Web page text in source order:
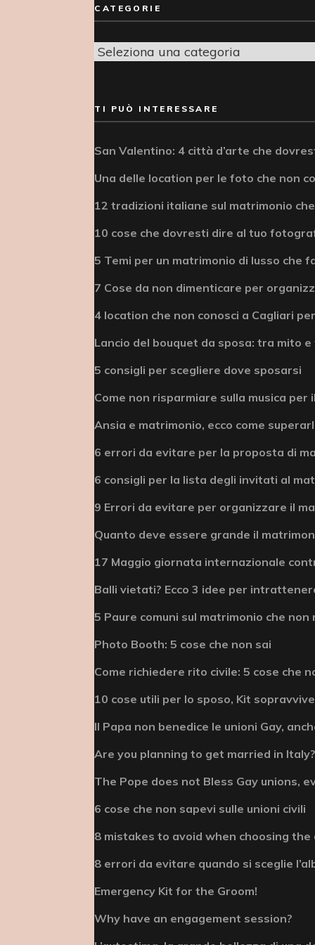
CATEGORIE
Categorie
TI PUÒ INTERESSARE
San Valentino: 4 città d’arte che
Una delle location per le foto che non
12 tradizioni italiane sul matrimonio
10 cose che dovresti dire al tuo
5 Temi per un matrimonio di lusso che
7 Cose da non dimenticare per
4 location che non conosci a Cagliari
Lancio del bouquet da sposa: tra mito e
5 consigli per scegliere dove sposarsi
Come non risparmiare sulla musica per
Ansia e matrimonio, ecco come
6 errori da evitare per la proposta di
6 consigli per la lista degli invitati al
9 Errori da evitare per organizzare il
Quanto deve essere grande il
17 Maggio giornata internazionale
Balli vietati? Ecco 3 idee per
5 Paure comuni sul matrimonio che
Photo Booth: 5 cose che non sai
Come richiedere rito civile: 5 cose che
10 cose utili per lo sposo, Kit
Il Papa non benedice le unioni Gay,
Are you planning to get married in
The Pope does not Bless Gay unions,
6 cose che non sapevi sulle unioni civili
8 mistakes to avoid when choosing the
8 errori da evitare quando si sceglie
Emergency Kit for the Groom!
Why have an engagement session?